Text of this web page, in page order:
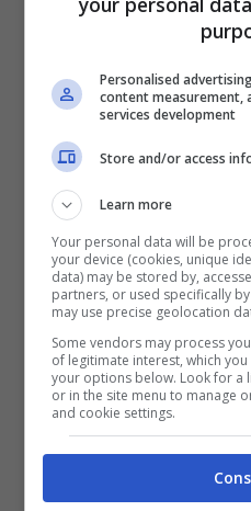
perfettoper chi cerca
ma fatto con amore
Il segreto della pasta brisée
Personalised
content measurement,
services development
Store and/or access
Learn more
Your personal data will be
your device (cookies, unique
data) may be stored by,
partners, or used specifically
may use precise geolocation
Some vendors may process
of legitimate interest, which
your options below. Look for a
or in the site menu to manage
and cookie settings.